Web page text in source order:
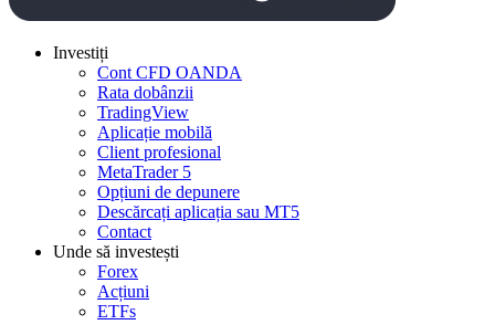
Investiți
Cont CFD OANDA
Rata dobânzii
TradingView
Aplicație mobilă
Client profesional
MetaTrader 5
Opțiuni de depunere
Descărcați aplicația sau MT5
Contact
Unde să investești
Forex
Acțiuni
ETFs